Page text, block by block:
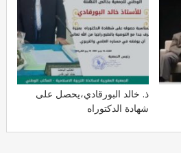
ذ. خالد البورقادي،يحصل على
شهادة الدكتوراه